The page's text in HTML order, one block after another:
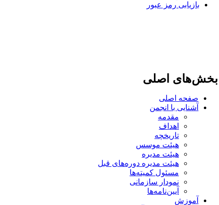
بازیابی رمز عبور
اصلی
صفحه اصلی
آشنایی با انجمن
مقدمه
اهداف
تاریخچه
هیئت موسس
هیئت مدیره
هیئت مدیره دوره‌های قبل
مسئول کمیته‌ها
نمودار سازمانی
آیین‌نامه‌ها
آموزش